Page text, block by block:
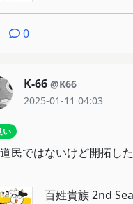
0
K-66 @K66
2025-01-11 04:03
い
民ではないけど開拓し
百姓貴族 2nd